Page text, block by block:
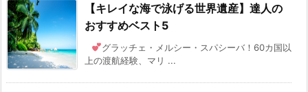
【キレイな海で泳げる世界遺産】達人の
おすすめベスト5
グラッチェ・メルシー・スパシーバ！60カ国以
上の渡航経験、マリ ...